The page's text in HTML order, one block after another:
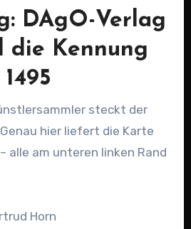
DAgO-Verlag
die Kennung
steckt der
hier liefert die Karte
alle am unteren linken Rand
Horn